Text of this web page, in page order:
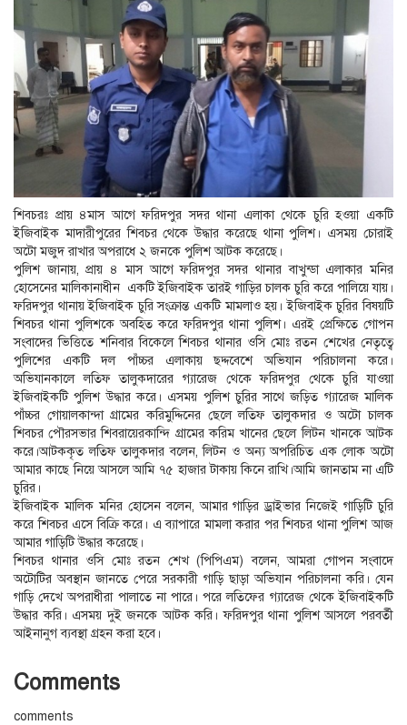
শিবচরঃ প্রায় ৪মাস আগে ফরিদপুর সদর থানা এলাকা থেকে চুরি হওয়া একটি
ইজিবাইক মাদারীপুরের শিবচর থেকে উদ্ধার করেছে থানা পুলিশ। এসময় চোরাই
অটো মজুদ রাখার অপরাধে ২ জনকে পুলিশ আটক করেছে।
পুলিশ জানায়, প্রায় ৪ মাস আগে ফরিদপুর সদর থানার বাখুন্ডা এলাকার মনির
হোসেনের মালিকানাধীন একটি ইজিবাইক তারই গাড়ির চালক চুরি করে পালিয়ে যায়।
ফরিদপুর থানায় ইজিবাইক চুরি সংক্রান্ত একটি মামলাও হয়। ইজিবাইক চুরির বিষয়টি
শিবচর থানা পুলিশকে অবহিত করে ফরিদপুর থানা পুলিশ। এরই প্রেক্ষিতে গোপন
সংবাদের ভিত্তিতে শনিবার বিকেলে শিবচর থানার ওসি মোঃ রতন শেখের নেতৃত্বে
পুলিশের একটি দল পাঁচ্চর এলাকায় ছদ্দবেশে অভিযান পরিচালনা করে।
অভিযানকালে লতিফ তালুকদারের গ্যারেজ থেকে ফরিদপুর থেকে চুরি যাওয়া
ইজিবাইকটি পুলিশ উদ্ধার করে। এসময় পুলিশ চুরির সাথে জড়িত গ্যারেজ মালিক
পাঁচ্চর গোয়ালকান্দা গ্রামের করিমুদ্দিনের ছেলে লতিফ তালুকদার ও অটো চালক
শিবচর পৌরসভার শিবরায়েরকান্দি গ্রামের করিম খানের ছেলে লিটন খানকে আটক
করে।আটককৃত লতিফ তালুকদার বলেন, লিটন ও অন্য অপরিচিত এক লোক অটো
আমার কাছে নিয়ে আসলে আমি ৭৫ হাজার টাকায় কিনে রাখি।আমি জানতাম না এটি
চুরির।
ইজিবাইক মালিক মনির হোসেন বলেন, আমার গাড়ির ড্রাইভার নিজেই গাড়িটি চুরি
করে শিবচর এসে বিক্রি করে। এ ব্যাপারে মামলা করার পর শিবচর থানা পুলিশ আজ
আমার গাড়িটি উদ্ধার করেছে।
শিবচর থানার ওসি মোঃ রতন শেখ (পিপিএম) বলেন, আমরা গোপন সংবাদে
অটোটির অবস্থান জানতে পেরে সরকারী গাড়ি ছাড়া অভিযান পরিচালনা করি। যেন
গাড়ি দেখে অপরাধীরা পালাতে না পারে। পরে লতিফের গ্যারেজ থেকে ইজিবাইকটি
উদ্ধার করি। এসময় দুই জনকে আটক করি। ফরিদপুর থানা পুলিশ আসলে পরবর্তী
আইনানুগ ব্যবস্থা গ্রহন করা হবে।
Comments
comments